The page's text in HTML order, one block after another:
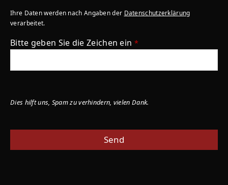
Ihre Daten werden nach Angaben der Datenschutzerklärung
verarbeitet.
Bitte geben Sie die Zeichen ein *
Dies hilft uns, Spam zu verhindern, vielen Dank.
Send